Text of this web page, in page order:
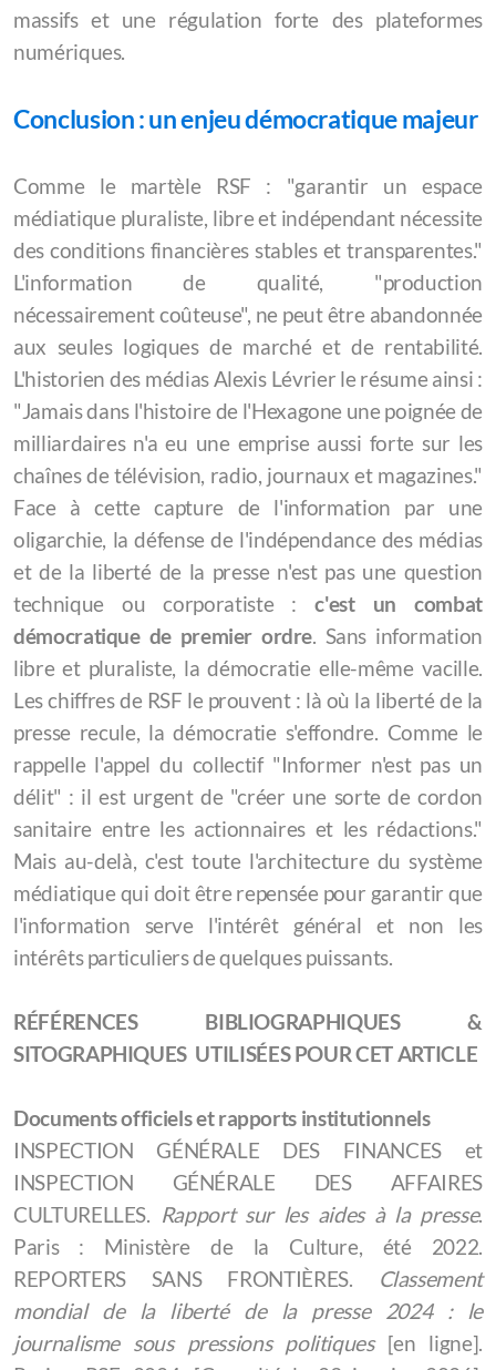
massifs et une régulation forte des plateformes
numériques.
Conclusion : un enjeu démocratique majeur
Comme le martèle RSF : "garantir un espace
médiatique pluraliste, libre et indépendant nécessite
des conditions financières stables et transparentes."
L'information de qualité, "production
nécessairement coûteuse", ne peut être abandonnée
aux seules logiques de marché et de rentabilité.
L'historien des médias Alexis Lévrier le résume ainsi :
"Jamais dans l'histoire de l'Hexagone une poignée de
milliardaires n'a eu une emprise aussi forte sur les
chaînes de télévision, radio, journaux et magazines."
Face à cette capture de l'information par une
oligarchie, la défense de l'indépendance des médias
et de la liberté de la presse n'est pas une question
technique ou corporatiste :c'est un combat
démocratique de premier ordre. Sans information
libre et pluraliste, la démocratie elle-même vacille.
Les chiffres de RSF le prouvent : là où la liberté de la
presse recule, la démocratie s'effondre. Comme le
rappelle l'appel du collectif "Informer n'est pas un
délit" : il est urgent de "créer une sorte de cordon
sanitaire entre les actionnaires et les rédactions."
Mais au-delà, c'est toute l'architecture du système
médiatique qui doit être repensée pour garantir que
l'information serve l'intérêt général et non les
intérêts particuliers de quelques puissants.
RÉFÉRENCES BIBLIOGRAPHIQUES &
SITOGRAPHIQUES UTILISÉES POUR CET ARTICLE
Documents officiels et rapports institutionnels
INSPECTION GÉNÉRALE DES FINANCES et
INSPECTION GÉNÉRALE DES AFFAIRES
CULTURELLES. Rapport sur les aides à la presse.
Paris : Ministère de la Culture, été 2022.
REPORTERS SANS FRONTIÈRES.
Classement
mondial de la liberté de la presse 2024 : le
journalisme sous pressions politiques[en ligne].